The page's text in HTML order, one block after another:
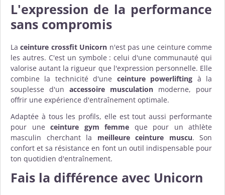
L'expression de la performance
sans compromis
Laceinture crossfit Unicorn n'est pas une ceinture comme
les autres. C'est un symbole : celui d'une communauté qui
valorise autant la rigueur que l'expression personnelle. Elle
combine la technicité d'une ceinture powerlifting à la
souplesse d'un accessoire musculation moderne, pour
offrir une expérience d'entraînement optimale.
Adaptée à tous les profils, elle est tout aussi performante
pour une ceinture gym femme que pour un athlète
masculin cherchant la meilleure ceinture muscu. Son
confort et sa résistance en font un outil indispensable pour
ton quotidien d'entraînement.
Fais la différence avec Unicorn